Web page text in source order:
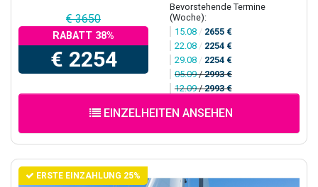
€ 3650
RABATT 38%
€ 2254
Bevorstehende Termine
(Woche):
15.08 / 2655 €
22.08 / 2254 €
29.08 / 2254 €
05.09/2993 €
12.09/2993 €
EINZELHEITEN ANSEHEN
ERSTE EINZAHLUNG 25%